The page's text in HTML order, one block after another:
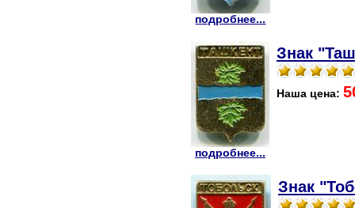
подробнее...
подробнее...
Знак
Наша цена:
Знак